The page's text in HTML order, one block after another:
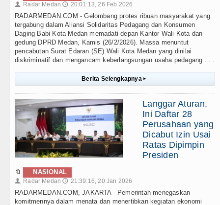
👤 Radar Medan 🕔 20:01:13, 26 Feb 2026
RADARMEDAN.COM - Gelombang protes ribuan masyarakat yang
tergabung dalam Aliansi Solidaritas Pedagang dan Konsumen
Daging Babi Kota Medan memadati depan Kantor Wali Kota dan
gedung DPRD Medan, Kamis (26/2/2026). Massa menuntut
pencabutan Surat Edaran (SE) Wali Kota Medan yang dinilai
diskriminatif dan mengancam keberlangsungan usaha pedagang . . .
Berita Selengkapnya ▸
Langgar Aturan,
Ini Daftar 28
Perusahaan yang
Dicabut Izin Usai
Ratas Dipimpin
Presiden
🔖 NASIONAL
👤 Radar Medan 🕔 21:39:16, 20 Jan 2026
RADARMEDAN.COM, JAKARTA - Pemerintah menegaskan
komitmennya dalam menata dan menertibkan kegiatan ekonomi